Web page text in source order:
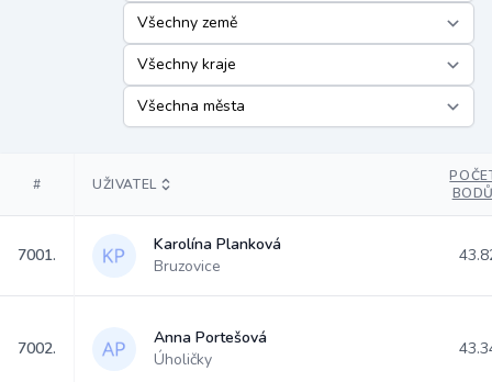
# UŽIVATEL
7001.
Karolína Planková
Bruzovice
7002.
Anna Portešová
Úholičky